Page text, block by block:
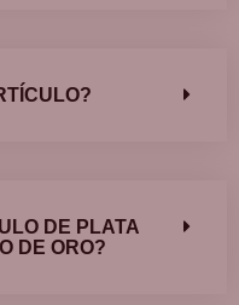
DE PLATA
DE ORO?